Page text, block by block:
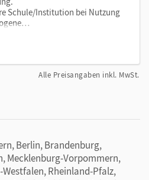
Schule/Institution bei Nutzung
Alle Preisangaben inkl. MwSt.
Berlin, Brandenburg,
Mecklenburg-Vorpommern,
Rheinland-Pfalz,